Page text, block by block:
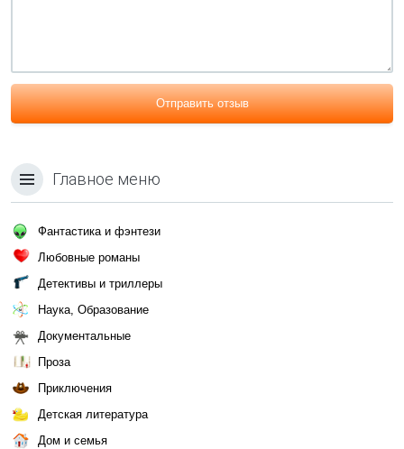
Отправить отзыв
Главное меню
Фантастика и фэнтези
Любовные романы
Детективы и триллеры
Наука, Образование
Документальные
Проза
Приключения
Детская литература
Дом и семья